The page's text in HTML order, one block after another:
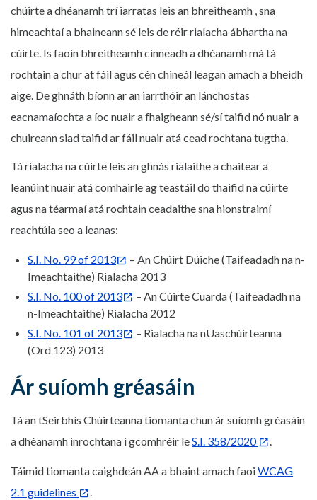
chúirte a dhéanamh trí iarratas leis an bhreitheamh , sna
himeachtaí a bhaineann sé leis de réir rialacha ábhartha na
cúirte. Is faoin bhreitheamh cinneadh a dhéanamh má tá
rochtain a chur at fáil agus cén chineál leagan amach a bheidh
aige. De ghnáth bíonn ar an iarrthóir an lánchostas
eacnamaíochta a íoc nuair a fhaigheann sé/sí taifid nó nuair a
chuireann siad taifid ar fáil nuair atá cead rochtana tugtha.
Tá rialacha na cúirte leis an ghnás rialaithe a chaitear a
leanúint nuair atá comhairle ag teastáil do thaifid na cúirte
agus na téarmaí atá rochtain ceadaithe sna hionstraimí
reachtúla seo a leanas:
S.I. No. 99 of 2013
– An Chúirt Dúiche (Taifeadadh na n-
Imeachtaithe) Rialacha 2013
S.I. No. 100 of 2013
– An Cúirte Cuarda (Taifeadadh na
n-Imeachtaithe) Rialacha 2012
S.I. No. 101 of 2013
– Rialacha na nUaschúirteanna
(Ord 123) 2013
Ár suíomh gréasáin
Tá an tSeirbhís Chúirteanna tiomanta chun ár suíomh gréasáin
a dhéanamh inrochtana i gcomhréir leS.I. 358/2020 .
Táimid tiomanta caighdeán AA a bhaint amach faoiWCAG
2.1 guidelines
.